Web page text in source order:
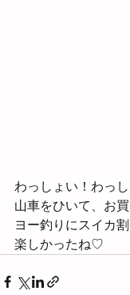
わっしょい！わっし
山車をひいて、お
ヨー釣りにスイカ割
楽しかったね♡